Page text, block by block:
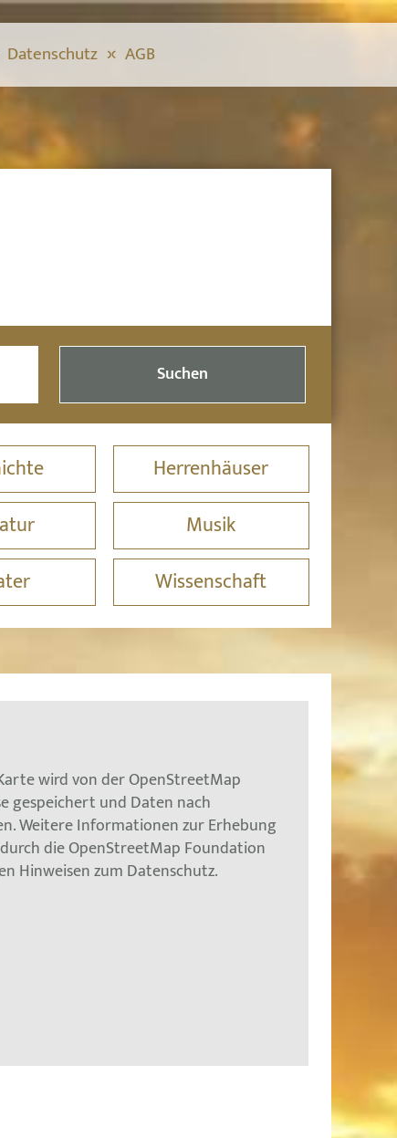
Datenschutz AGB
Suchen
Herrenhäuser
Musik
Wissenschaft
wird von der OpenStreetMap
gespeichert und Daten nach
Weitere Informationen zur Erhebung
die OpenStreetMap Foundation
Hinweisen zum Datenschutz.